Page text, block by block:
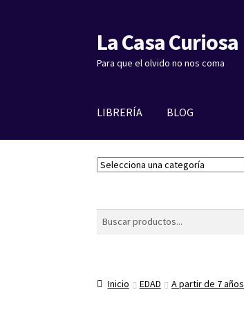
Ir
a
la
Ir
al
contenido
La Casa Curiosa
Para que el olvido no nos coma
LIBRERÍA BLOG
S
e
n
Buscar
Inicio EDAD A partir de 7 años